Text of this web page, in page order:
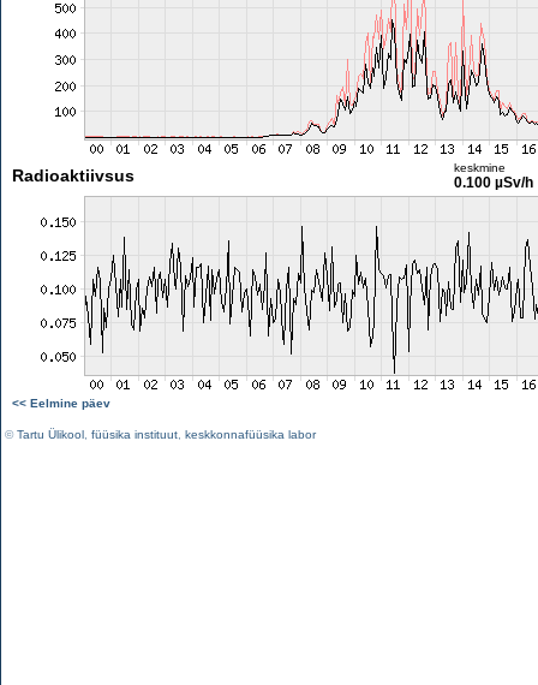
Radioaktiivsus keskmine
0.100 µSv/h
<< Eelmine päev
©Tartu Ülikool füüsika instituut keskkonnafüüsika labor